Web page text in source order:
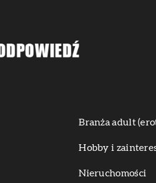
Branża adult
Hobby i
Nieruchomości